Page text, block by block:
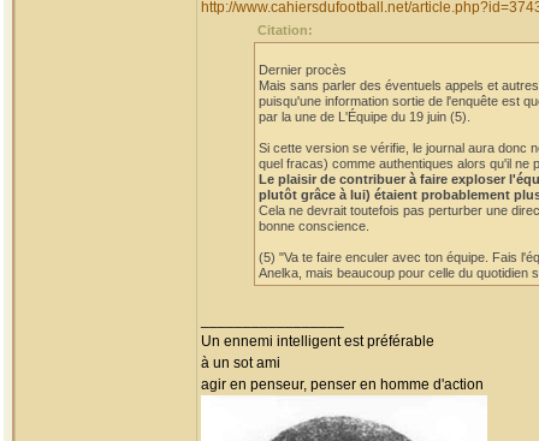
http://www.cahiersdufootball.net/
Citation:
Dernier procès
Mais sans parler des éventuels appels et
puisqu'une information sortie de l'enquête est
par la une de L'Équipe du 19 juin (5).
Si cette version se vérifie, le journal aura donc
quel fracas) comme authentiques alors qu'il ne
Le plaisir de contribuer à faire exploser
plutôt grâce à lui) étaient probablement
Cela ne devrait toutefois pas perturber une
bonne conscience.
(5) "Va te faire enculer avec ton équipe. Fais
Anelka, mais beaucoup pour celle du quotidien
Un ennemi intelligent est préférable
à un sot ami
agir en penseur, penser en homme d'action